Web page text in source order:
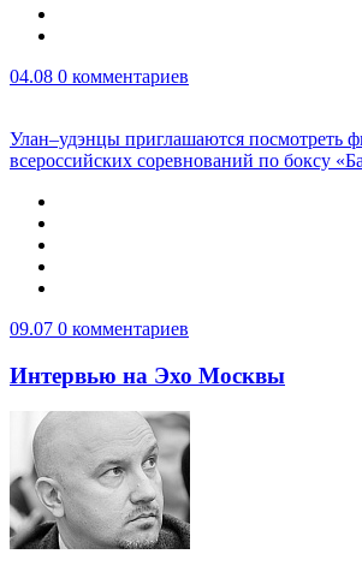
04.08 0 комментариев
Улан–удэнцы приглашаются посмотреть
всероссийских соревнований по боксу
09.07 0 комментариев
Интервью на Эхо Москвы